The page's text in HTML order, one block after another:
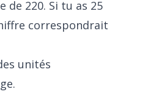
220. Si tu as 25
correspondrait
unités